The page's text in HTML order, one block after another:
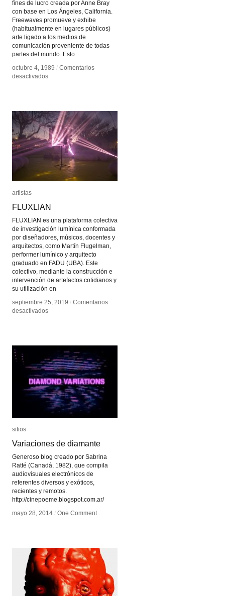
fines de lucro creada por Anne Bray
con base en Los Ángeles, California.
Freewaves promueve y exhibe
(habitualmente en lugares públicos)
arte ligado a los medios de
comunicación proveniente de todas
partes del mundo. Esto
octubre 4, 1989 / Comentarios
desactivadosen
octubre 4, 1989 / Comentarios
desactivadosen
artistas
FLUXLIAN
FLUXLIAN es una plataforma colectiva
de investigación lumínica conformada
por diseñadores, músicos, docentes y
arquitectos, como Martín Flugelman,
performer lumínico y arquitecto
graduado en FADU (UBA). Este
colectivo, mediante la construcción e
intervención de artefactos cotidianos y
su utilización en
septiembre 25, 2019 / Comentarios
desactivadosen
artistas
FLUXLIAN
septiembre 25, 2019 / Comentarios
desactivadosen
sitios
Variaciones de diamante
Generoso blog creado por Sabrina
Ratté (Canadá, 1982), que compila
audiovisuales electrónicos de
referentes diversos y exóticos,
recientes y remotos.
http://cinepoeme.blogspot.com.ar/
mayo 28, 2014 / One Comment
sitios
Variaciones de diamante
mayo 28, 2014 / One Comment